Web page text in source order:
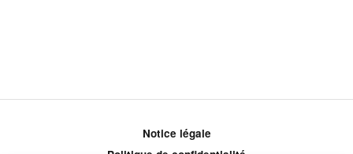
Notice légale